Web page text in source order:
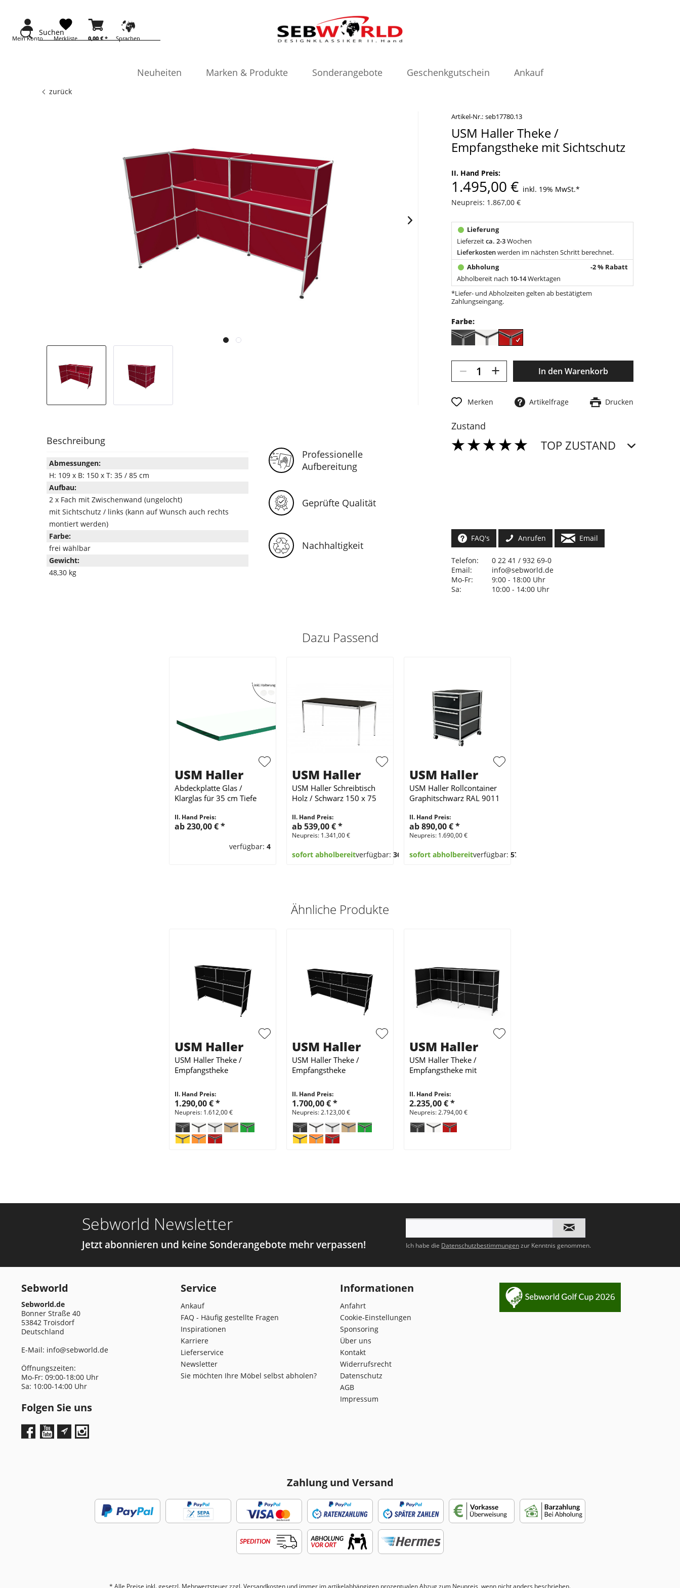
Suchen
Mein Konto 0,00 €*
Merkliste Sprachen
Neuheiten Marken & Produkte Sonderangebote Geschenkgutschein Ankauf
zurück
Artikel-Nr.: seb17780.13
USM Haller Theke /
Empfangstheke mit Sichtschutz
II. Hand Preis:
1.495,00 € inkl. 19% MwSt.*
Neupreis: 1.867,00 €
Lieferzeitca. 2-3Wochen
Lieferkostenwerden im nächsten Schritt berechnet.
-2 % Rabatt
Abholbereit nach 10-14Werktagen
*Liefer- und Abholzeiten gelten ab bestätigtem
Zahlungseingang.
Farbe:
– + In den Warenkorb
Merken Artikelfrage Drucken
Zustand
TOP ZUSTAND
Beschreibung
Abmessungen:
H: 109 x B: 150 x T: 35 / 85 cm
Aufbau:
2 x Fach mit Zwischenwand (ungelocht)
mit Sichtschutz / links (kann auf Wunsch auch rechts
montiert werden)
Farbe:
frei wählbar
Gewicht:
48,30 kg
Professionelle
Aufbereitung
Geprüfte Qualität
Nachhaltigkeit
FAQ's Anrufen Email
Telefon:
0 22 41 / 932 69-0
Email:
info@sebworld.de
Mo-Fr:
9:00 - 18:00 Uhr
Sa:
10:00 - 14:00 Uhr
Dazu Passend
USM Haller
Abdeckplatte Glas /
Klarglas für 35 cm Tiefe
II. Hand Preis:
ab 230,00 €*
verfügbar: 4
USM Haller
USM Haller Schreibtisch
Holz / Schwarz 150 x 75
II. Hand Preis:
ab 539,00 €*
Neupreis: 1.341,00 €
sofort abholbereitverfügbar: 368
USM Haller
USM Haller Rollcontainer
Graphitschwarz RAL 9011
II. Hand Preis:
ab 890,00 €*
Neupreis: 1.690,00 €
sofort abholbereitverfügbar: 57
Ähnliche Produkte
USM Haller
USM Haller Theke /
Empfangstheke
II. Hand Preis:
1.290,00 €*
Neupreis: 1.612,00 €
USM Haller
USM Haller Theke /
Empfangstheke
II. Hand Preis:
1.700,00 €*
Neupreis: 2.123,00 €
USM Haller
USM Haller Theke /
Empfangstheke mit
II. Hand Preis:
2.235,00 €*
Neupreis: 2.794,00 €
Sebworld Newsletter
Jetzt abonnieren und keine Sonderangebote mehr verpassen! Ich habe die Datenschutzbestimmungenzur Kenntnis genommen.
Sebworld
Sebworld.de
Bonner Straße 40
53842 Troisdorf
Deutschland
E-Mail: info@sebworld.de
Öffnungszeiten:
Mo-Fr: 09:00-18:00 Uhr
Sa: 10:00-14:00 Uhr
Folgen Sie uns
Service
Ankauf
FAQ - Häufig gestellte Fragen
Inspirationen
Karriere
Lieferservice
Newsletter
Sie möchten Ihre Möbel selbst abholen?
Informationen
Anfahrt
Cookie-Einstellungen
Sponsoring
Über uns
Kontakt
Widerrufsrecht
Datenschutz
AGB
Impressum
Zahlung und Versand
* Alle Preise inkl. gesetzl. Mehrwertsteuer zzgl. Versandkosten und immer im artikelabhängigen prozentualen Abzug zum Neupreis, wenn nicht anders beschrieben.